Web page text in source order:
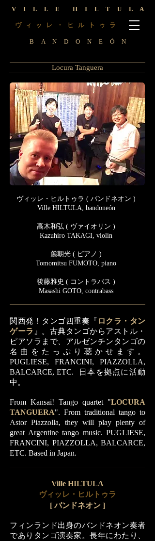
ヴ ィ ッ レ ・ ヒ ル ト ゥ ラ
V I L L E H I L T U L A
B A N D O N E Ó N
Locura Tanguera
ヴィッレ・ヒルトゥラ ( バンドネオン )
Ville HILTULA, bandoneón
高木和弘 ( ヴァイオリン )
Kazuhiro TAKAGI, violin
麓朝光 ( ピアノ )
Tomomitsu FUMOTO, piano
後藤雅史 ( コントラバス )
Masashi GOTO, contrabass
関西発！タンゴ四重奏『 ロクラ・タン
ゲーラ 』。古典タンゴからアストル・
ピアソラまで、アルゼンチンタンゴの
名曲をたっぷり聴かせます。
PUGLIESE, FRANCINI, PIAZZOLLA,
BALCARCE, ETC.
日本を拠点に活動
中。
From Kansai! Tango quartet "LOCURA
TANGUERA". From traditional tango to
Astor Piazzolla, they will play plenty of
great Argentine tango music. PUGLIESE,
FRANCINI, PIAZZOLLA, BALCARCE,
ETC. Based in Japan.
Ville HILTULA
ヴィッレ・ヒルトゥラ
[バンドネオン ]
フィンランド出身のバンドネオン奏者
でありタンゴ演奏家。長年にわたり、